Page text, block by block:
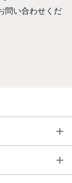
問い合わせくだ